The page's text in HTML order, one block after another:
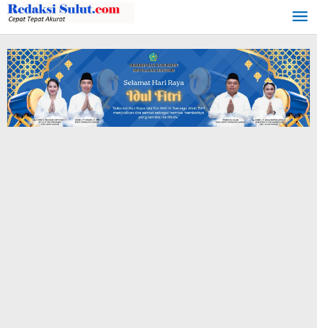
Lewati
ke
konten